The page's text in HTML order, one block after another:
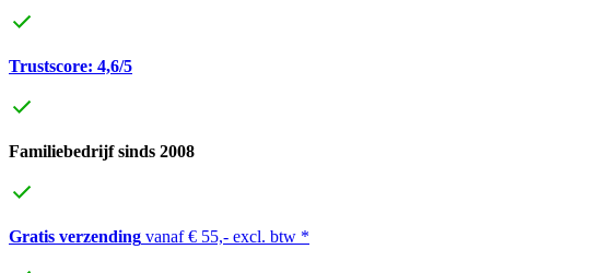
Trustscore: 4,6/5
Familiebedrijf sinds 2008
Gratis verzending vanaf € 55,- excl. btw *